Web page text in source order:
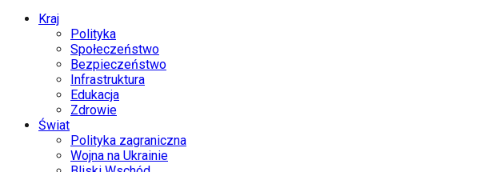
Kraj
Polityka
Społeczeństwo
Bezpieczeństwo
Infrastruktura
Edukacja
Zdrowie
Świat
Polityka zagraniczna
Wojna na Ukrainie